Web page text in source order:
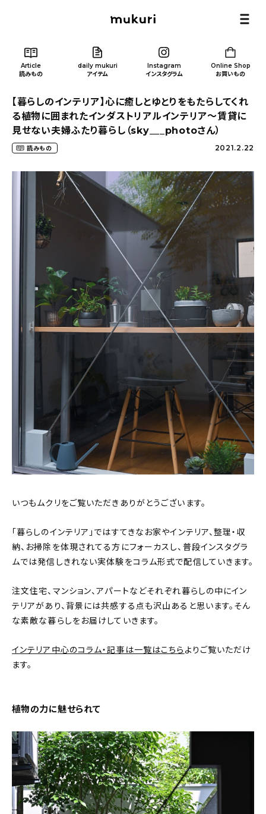
Article
読みもの
daily mukuri
アイテム
Instagram
インスタグラム
Online Shop
お買いもの
カテゴリー一覧
新着記事
おすすめの記事
コラム
暮らし
daily mukuri/ アイテム
カテゴリー一覧
新着記事
人気の記事
おすすめの記事
インテリア
日用品
ギフト
キッズ
About
【暮らしのインテリア】心に癒しとゆとりをもたらしてくれ
る植物に囲まれたインダストリアルインテリア〜賃貸に
見せない夫婦ふたり暮らし（sky___photoさん）
読みもの 2021.2.22
いつもムクリをご覧いただきありがとうございます。
「暮らしのインテリア」ではすてきなお家やインテリア、整理・収
納、お掃除を体現されてる方にフォーカスし、普段インスタグラ
ムでは発信しきれない実体験をコラム形式で配信していきます。
注文住宅、マンション、アパートなどそれぞれ暮らしの中にイン
テリアがあり、背景には共感する点も沢山あると思います。そん
な素敵な暮らしをお届けしていきます。
インテリア中心のコラム・記事は一覧はこちら よりご覧いただけ
ます。
植物の力に魅せられて